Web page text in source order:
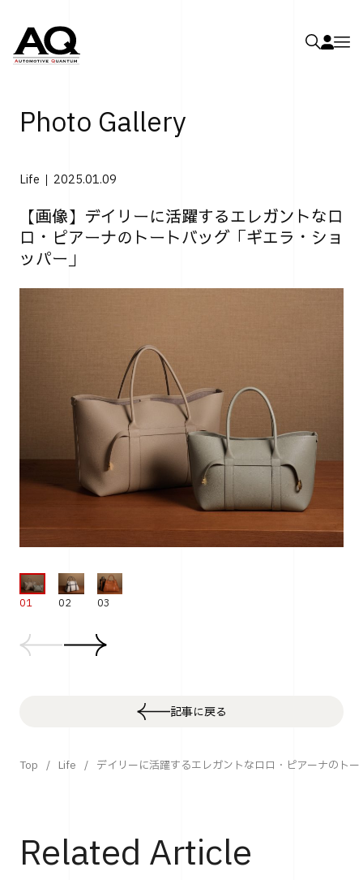
Photo Gallery
Life 2025.01.09
【画像】デイリーに活躍するエレガントなロ
ロ・ピアーナのトートバッグ「ギエラ・ショ
ッパー」
01 02 03
記事に戻る
Top Life デイリーに活躍するエレガントなロロ・ピアーナのト
Related Article